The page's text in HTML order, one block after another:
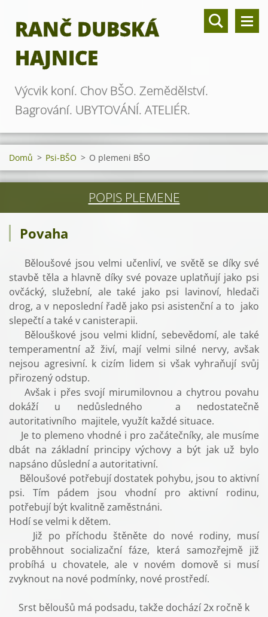
RANČ DUBSKÁ
HAJNICE
Výcvik koní. Chov BŠO. Zemědělství.
Bagrování. UBYTOVÁNÍ. ATELIÉR.
Domů > Psi-BŠO > O plemeni BŠO
POPIS PLEMENE
Povaha
Běloušové jsou velmi učenliví, ve světě se díky své
stavbě těla a hlavně díky své povaze uplatňují jako psi
ovčácký, služební, ale také jako psi lavinoví, hledači
drog, a v neposlední řadě jako psi asistenční a to jako
slepečtí a také v canisterapii.
Bělouškové jsou velmi klidní, sebevědomí, ale také
temperamentní až živí, mají velmi silné nervy, avšak
nejsou agresivní. k cizím lidem si však vyhraňují svůj
přirozený odstup.
Avšak i přes svojí mirumilovnou a chytrou povahu
dokáží u nedůsledného a nedostatečně
autoritativního majitele, využít každé situace.
Je to plemeno vhodné i pro začátečníky, ale musíme
dbát na základní principy výchovy a být jak už bylo
napsáno důslední a autoritativní.
Běloušové potřebují dostatek pohybu, jsou to aktivní
psi. Tím pádem jsou vhodní pro aktivní rodinu,
potřebují být kvalitně zaměstnáni.
Hodí se velmi k dětem.
Již po příchodu štěněte do nové rodiny, musí
proběhnout socializační fáze, která samozřejmě již
probíhá u chovatele, ale v novém domově si musí
zvyknout na nové podmínky, nové prostředí.
Srst běloušů má podsadu, takže dochází 2x ročně k